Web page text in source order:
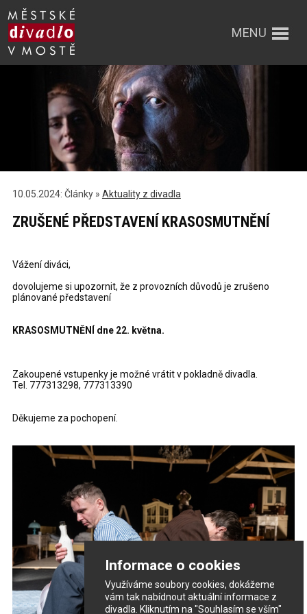
Informace o cookies
Využíváme soubory cookies, dokážeme
vám tak nabídnout aktuální informace z
divadla. Kliknutím na "Souhlasím se vším"
MENU
10.05.2024: Články » Aktuality z divadla
ZRUŠENÉ PŘEDSTAVENÍ KRASOSMUTNĚNÍ
Vážení diváci,
dovolujeme si upozornit, že z provozních důvodů je zrušeno
plánované představení
KRASOSMUTNĚNÍ dne 22. května.
Zakoupené vstupenky je možné vrátit v pokladně divadla.
Tel. 777313298, 777313390
Děkujeme za pochopení.